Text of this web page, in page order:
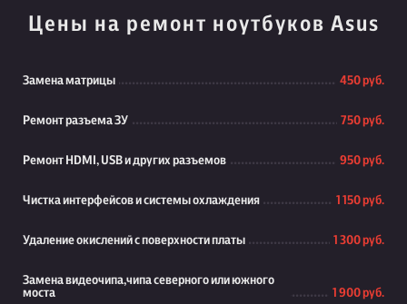
Цены на ремонт ноутбуков Asus
Замена матрицы 450 руб.
Ремонт разъема ЗУ 750 руб.
Ремонт HDMI, USB и других разъемов 950 руб.
Чистка интерфейсов и системы охлаждения 1 150 руб.
Удаление окислений с поверхности платы 1 300 руб.
Замена видеочипа,чипа северного или южного
моста
1 900 руб.